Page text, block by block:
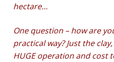
hectare…
One question – how are
practical way? Just the
HUGE operation and cost